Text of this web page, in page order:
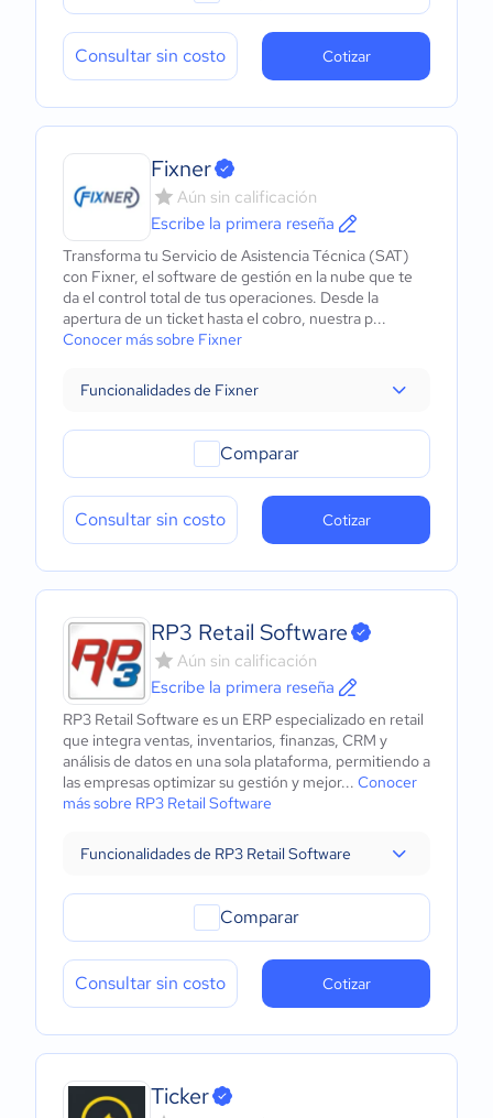
Consultar sin costo Cotizar
Fixner
Aún sin calificación
Escribe la primera reseña
Transforma tu Servicio de Asistencia Técnica (SAT)
con Fixner, el software de gestión en la nube que te
da el control total de tus operaciones. Desde la
apertura de un ticket hasta el cobro, nuestra p...
Conocer más sobre Fixner
Funcionalidades de Fixner
Comparar
Consultar sin costo Cotizar
RP3 Retail Software
Aún sin calificación
Escribe la primera reseña
RP3 Retail Software es un ERP especializado en retail
que integra ventas, inventarios, finanzas, CRM y
análisis de datos en una sola plataforma, permitiendo a
las empresas optimizar su gestión y mejor... Conocer
más sobre RP3 Retail Software
Funcionalidades de RP3 Retail Software
Comparar
Consultar sin costo Cotizar
Ticker